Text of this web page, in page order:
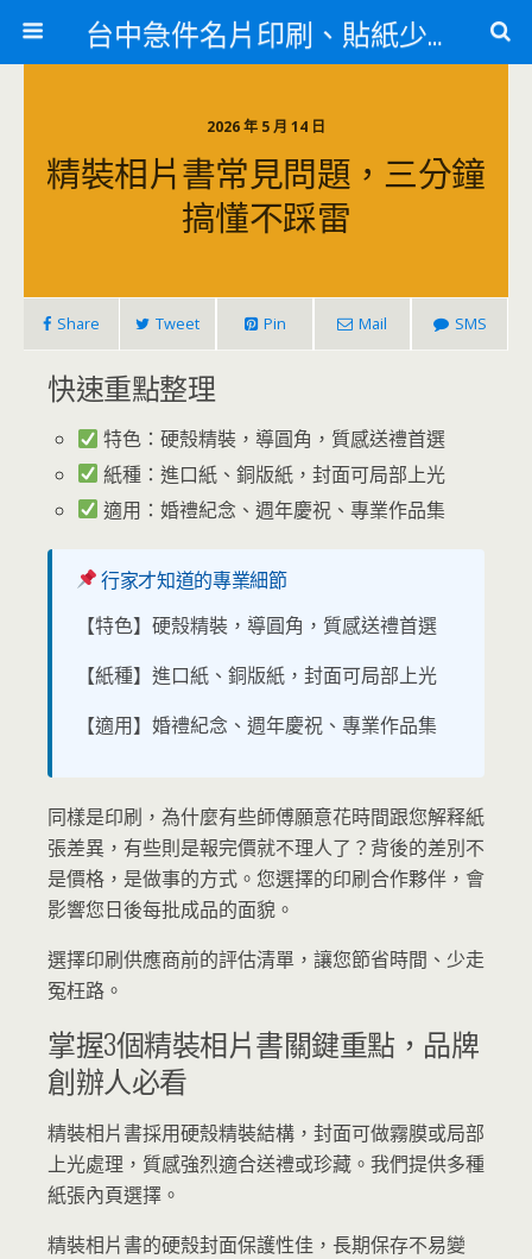
台中急件名片印刷、貼紙少量印刷、訃聞印刷、紋身貼
2026 年 5 月 14 日
精裝相片書常見問題，三分鐘
搞懂不踩雷
Share Tweet Pin Mail SMS
快速重點整理
特色：硬殼精裝，導圓角，質感送禮首選
紙種：進口紙、銅版紙，封面可局部上光
適用：婚禮紀念、週年慶祝、專業作品集
行家才知道的專業細節
【特色】硬殼精裝，導圓角，質感送禮首選
【紙種】進口紙、銅版紙，封面可局部上光
【適用】婚禮紀念、週年慶祝、專業作品集
同樣是印刷，為什麼有些師傅願意花時間跟您解释紙
張差異，有些則是報完價就不理人了？背後的差別不
是價格，是做事的方式。您選擇的印刷合作夥伴，會
影響您日後每批成品的面貌。
選擇印刷供應商前的評估清單，讓您節省時間、少走
冤枉路。
掌握3個精裝相片書關鍵重點，品牌
創辦人必看
精裝相片書採用硬殼精裝結構，封面可做霧膜或局部
上光處理，質感強烈適合送禮或珍藏。我們提供多種
紙張內頁選擇。
精裝相片書的硬殼封面保護性佳，長期保存不易變